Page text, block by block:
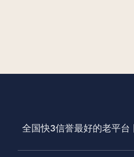
全国快3信誉最好的老平台